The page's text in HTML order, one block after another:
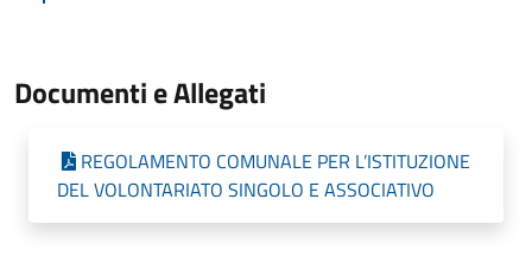
Documenti e Allegati
REGOLAMENTO COMUNALE PER L’ISTITUZIONE
DEL VOLONTARIATO SINGOLO E ASSOCIATIVO